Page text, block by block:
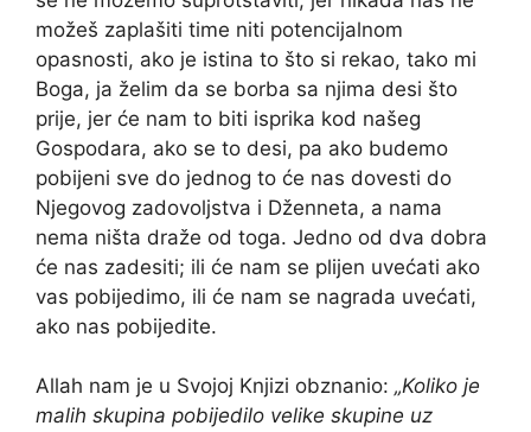
možeš zaplašiti time niti potencijalnom
opasnosti, ako je istina to što si rekao, tako mi
Boga, ja želim da se borba sa njima desi što
prije, jer će nam to biti isprika kod našeg
Gospodara, ako se to desi, pa ako budemo
pobijeni sve do jednog to će nas dovesti do
Njegovog zadovoljstva i Dženneta, a nama
nema ništa draže od toga. Jedno od dva dobra
će nas zadesiti; ili će nam se plijen uvećati ako
vas pobijedimo, ili će nam se nagrada uvećati,
ako nas pobijedite.
Allah nam je u Svojoj Knjizi obznanio: „Koliko je
malih skupina pobijedilo velike skupine uz